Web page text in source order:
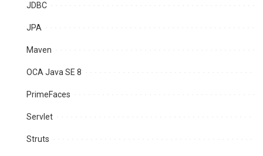
JDBC
JPA
Maven
OCA Java SE 8
PrimeFaces
Servlet
Struts